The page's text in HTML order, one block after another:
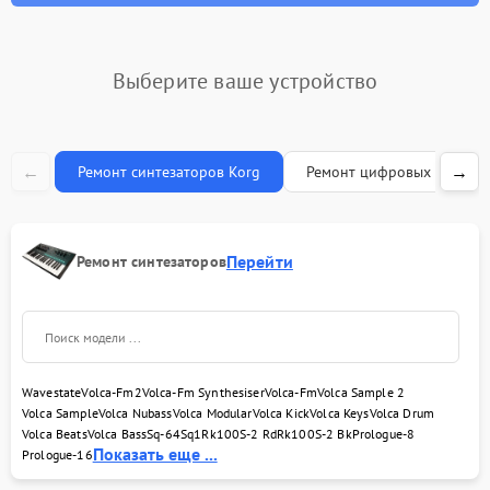
Прошивка (Обновление
Выберите ваше устройство
← Ремонт синтезаторов Korg Ремонт цифровых →
Ремонт синтезаторовПерейти
WavestateVolca-Fm2Volca-Fm SynthesiserVolca-FmVolca Sample 2
Volca SampleVolca NubassVolca ModularVolca KickVolca KeysVolca Drum
Volca BeatsVolca BassSq-64Sq1Rk100S-2 RdRk100S-2 BkPrologue-8
Prologue-16Показать еще ...